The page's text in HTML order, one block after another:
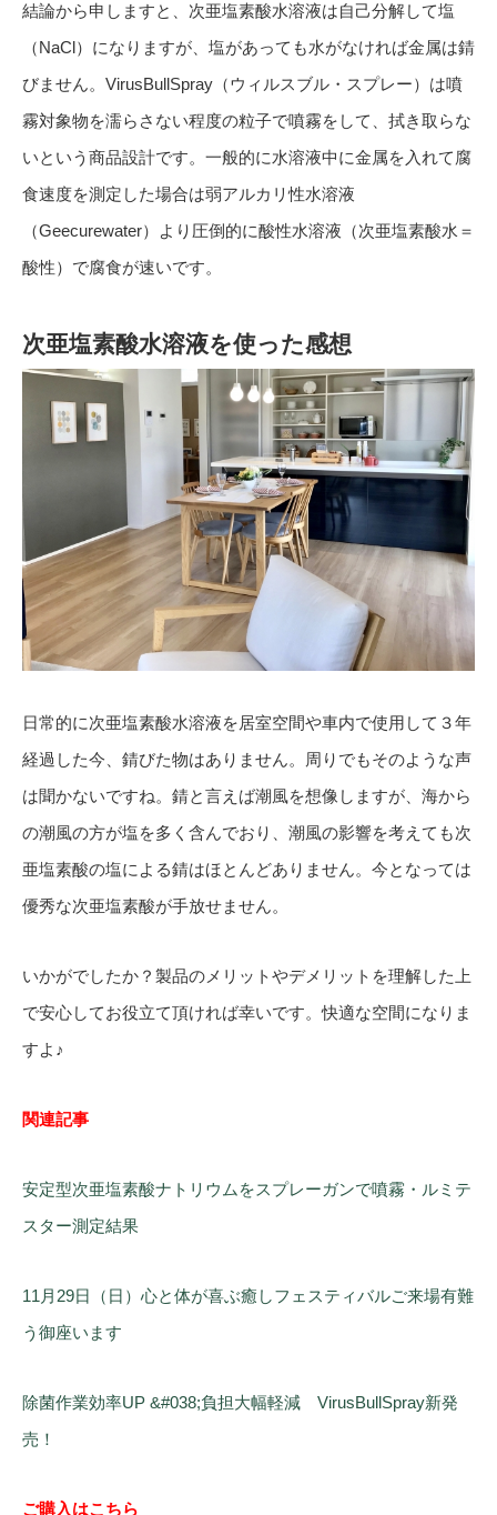
結論から申しますと、次亜塩素酸水溶液は自己分解して塩
（NaCl）になりますが、塩があっても水がなければ金属は錆
びません。VirusBullSpray（ウィルスブル・スプレー）は噴
霧対象物を濡らさない程度の粒子で噴霧をして、拭き取らな
いという商品設計です。一般的に水溶液中に金属を入れて腐
食速度を測定した場合は弱アルカリ性水溶液
（Geecurewater）より圧倒的に酸性水溶液（次亜塩素酸水＝
酸性）で腐食が速いです。
次亜塩素酸水溶液を使った感想
日常的に次亜塩素酸水溶液を居室空間や車内で使用して３年
経過した今、錆びた物はありません。周りでもそのような声
は聞かないですね。錆と言えば潮風を想像しますが、海から
の潮風の方が塩を多く含んでおり、潮風の影響を考えても次
亜塩素酸の塩による錆はほとんどありません。今となっては
優秀な次亜塩素酸が手放せません。
いかがでしたか？製品のメリットやデメリットを理解した上
で安心してお役立て頂ければ幸いです。快適な空間になりま
すよ♪
関連記事
安定型次亜塩素酸ナトリウムをスプレーガンで噴霧・ルミテ
スター測定結果
11月29日（日）心と体が喜ぶ癒しフェスティバルご来場有難
う御座います
除菌作業効率UP &#038;負担大幅軽減 VirusBullSpray新発
売！
ご購入はこちら